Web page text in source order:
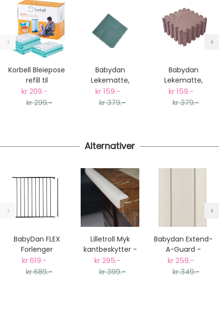
fraktprisen fra kr 79.-
Ekspressfrakt med Bring Express og Widerøe koster
fra kr 129 - og dersom dette er tilgjengelig på ditt
postnummer vil du få det som et alternativ i kassen.
Gjennomsnittlig leveringstid hos Mimmis er en til tre
Vi har fri retur ved bytte.
Korbell Bleiepose
refill til
Bleiebøtte, 3-
pack
kr 209.-
kr 299.-
Babydan
Lekematte,
Dusty Green
kr 159.-
kr 379.-
Babydan
Lekematte,
Dusty Rose
kr 159.-
kr 379.-
Alternativer
BabyDan FLEX
Forlenger
Seksjon - L - Sort
kr 619.-
kr 689.-
Lilletroll Myk
kantbeskytter -
2 Meter
kr 295.-
kr 399.-
Babydan Extend-
A-Guard -
forlenger til Baby
Dan Guard Me
kr 259.-
kr 349.-